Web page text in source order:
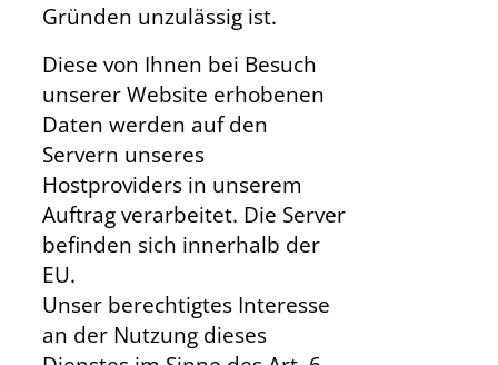
Gründen unzulässig ist.
Diese von Ihnen bei Besuch
unserer Website erhobenen
Daten werden auf den
Servern unseres
Hostproviders in unserem
Auftrag verarbeitet. Die Server
befinden sich innerhalb der
EU.
Unser berechtigtes Interesse
an der Nutzung dieses